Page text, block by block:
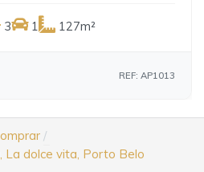
3 1 127m²
REF: AP1013
dolce vita, Porto Belo